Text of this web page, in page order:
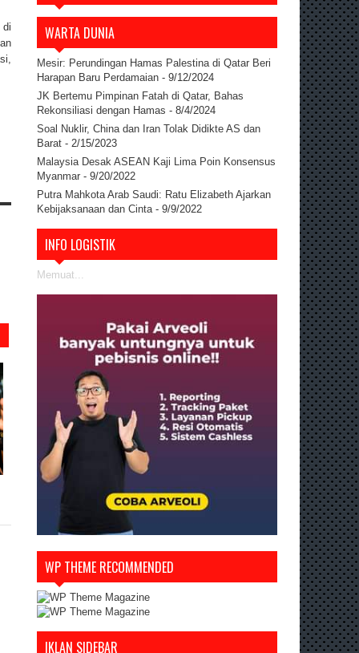
di
WARTA DUNIA
Mesir: Perundingan Hamas Palestina di Qatar Beri
Harapan Baru Perdamaian - 9/12/2024
JK Bertemu Pimpinan Fatah di Qatar, Bahas
Rekonsiliasi dengan Hamas - 8/4/2024
Soal Nuklir, China dan Iran Tolak Didikte AS dan
Barat - 2/15/2023
Malaysia Desak ASEAN Kaji Lima Poin Konsensus
Myanmar - 9/20/2022
Putra Mahkota Arab Saudi: Ratu Elizabeth Ajarkan
Kebijaksanaan dan Cinta - 9/9/2022
INFO LOGISTIK
Memuat...
WP THEME RECOMMENDED
IKLAN SIDEBAR